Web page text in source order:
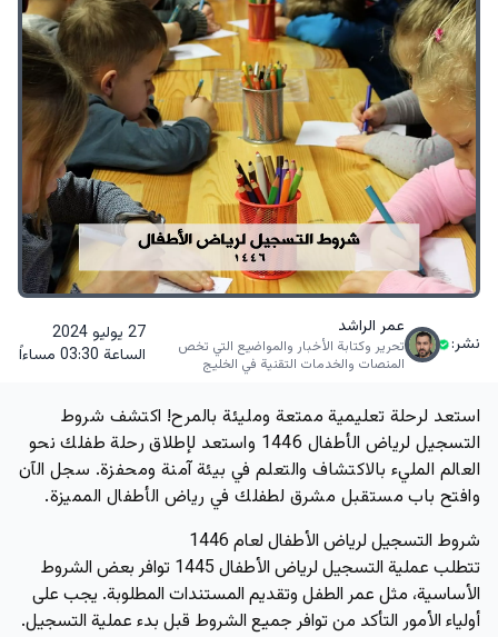
نشر:
عمر الراشد
تحرير وكتابة الأخبار والمواضيع التي تخص
المنصات والخدمات التقنية في الخليج
27 يوليو 2024
الساعة 03:30 مساءاً
استعد لرحلة تعليمية ممتعة ومليئة بالمرح! اكتشف شروط
التسجيل لرياض الأطفال 1446 واستعد لإطلاق رحلة طفلك نحو
العالم المليء بالاكتشاف والتعلم في بيئة آمنة ومحفزة. سجل الآن
وافتح باب مستقبل مشرق لطفلك في رياض الأطفال المميزة.
شروط التسجيل لرياض الأطفال لعام 1446
تتطلب عملية التسجيل لرياض الأطفال 1445 توافر بعض الشروط
الأساسية، مثل عمر الطفل وتقديم المستندات المطلوبة. يجب على
أولياء الأمور التأكد من توافر جميع الشروط قبل بدء عملية التسجيل.